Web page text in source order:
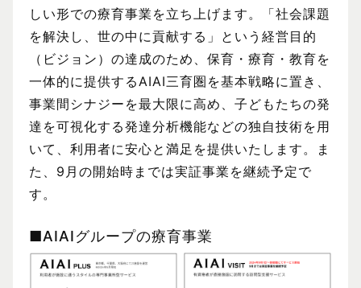
しい形での療育事業を立ち上げます。「社会課題
を解決し、世の中に貢献する」という経営目的
（ビジョン）の達成のため、保育・療育・教育を
一体的に提供するAIAI三育圏を基本戦略に置き、
事業間シナジーを最大限に高め、子どもたちの発
達を可視化する発達分析機能などの独自技術を用
いて、利用者に安心と満足を提供いたします。ま
た、9月の開始時までは実証事業を継続予定で
す。
■AIAIグループの療育事業